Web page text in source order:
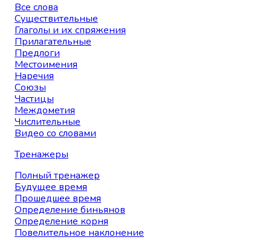
Все слова
Существительные
Глаголы и их спряжения
Прилагательные
Предлоги
Местоимения
Наречия
Союзы
Частицы
Междометия
Числительные
Видео со словами
Тренажеры
Полный тренажер
Будущее время
Прошедшее время
Определение биньянов
Определение корня
Повелительное наклонение